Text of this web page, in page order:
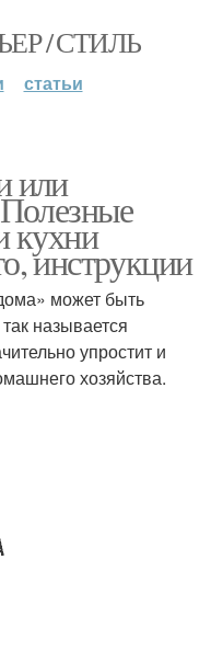
/ СТИЛЬ
статьи
или
кухни
инструкции
может быть
называется
упростит и
хозяйства.